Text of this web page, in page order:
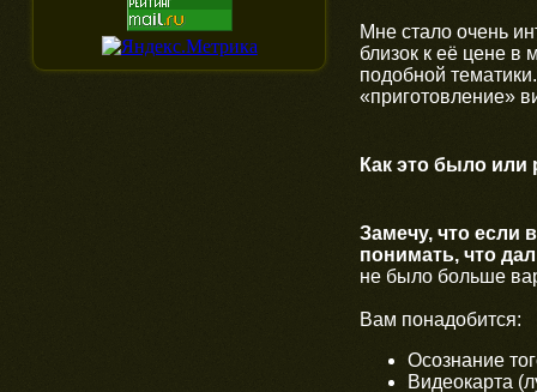
Мне стало очень
близок к её цене
подобной
«приготовление»
Как это было или
Замечу, что если
понимать, что
не было больше
Вам понадобится:
Осознание
Видеокарта